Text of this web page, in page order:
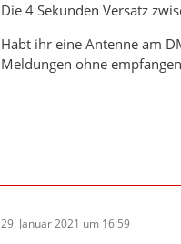
Die 4 Sekunden Versatz
Habt ihr eine Antenne am
Meldungen ohne
29. Januar 2021 um 16:59